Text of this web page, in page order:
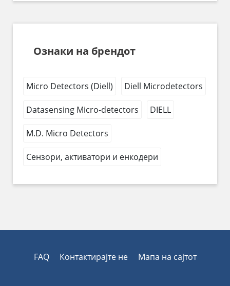
Ознаки на брендот
Micro Detectors (Diell) Diell Microdetectors
Datasensing Micro-detectors DIELL
M.D. Micro Detectors
Сензори, активатори и енкодери
FAQ Контактирајте не Мапа на сајтот